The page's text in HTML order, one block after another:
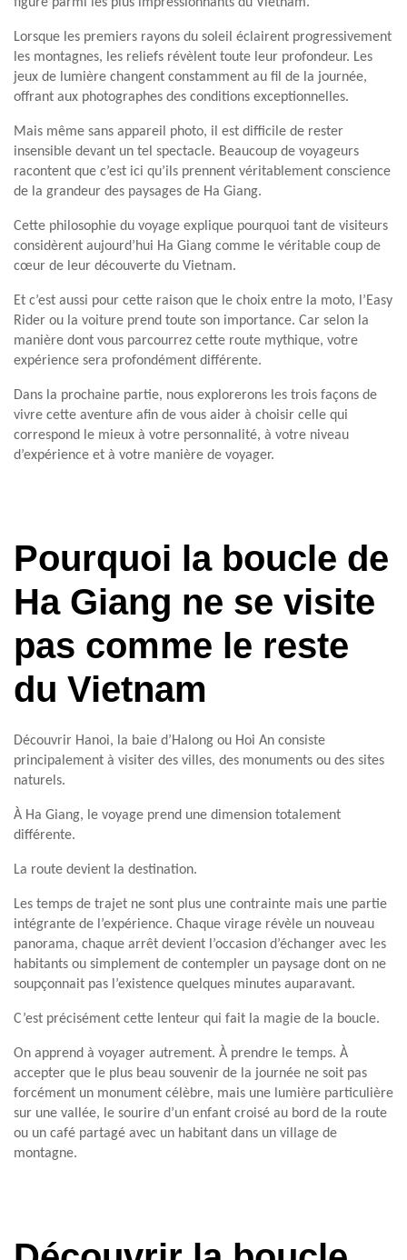
figure parmi les plus impressionnants du Vietnam.
Lorsque les premiers rayons du soleil éclairent progressivement
les montagnes, les reliefs révèlent toute leur profondeur. Les
jeux de lumière changent constamment au fil de la journée,
offrant aux photographes des conditions exceptionnelles.
Mais même sans appareil photo, il est difficile de rester
insensible devant un tel spectacle. Beaucoup de voyageurs
racontent que c’est ici qu’ils prennent véritablement conscience
de la grandeur des paysages de Ha Giang.
Cette philosophie du voyage explique pourquoi tant de visiteurs
considèrent aujourd’hui Ha Giang comme le véritable coup de
cœur de leur découverte du Vietnam.
Et c’est aussi pour cette raison que le choix entre la moto, l’Easy
Rider ou la voiture prend toute son importance. Car selon la
manière dont vous parcourrez cette route mythique, votre
expérience sera profondément différente.
Dans la prochaine partie, nous explorerons les trois façons de
vivre cette aventure afin de vous aider à choisir celle qui
correspond le mieux à votre personnalité, à votre niveau
d’expérience et à votre manière de voyager.
Pourquoi la boucle de
Ha Giang ne se visite
pas comme le reste
du Vietnam
Découvrir Hanoi, la baie d’Halong ou Hoi An consiste
principalement à visiter des villes, des monuments ou des sites
naturels.
À Ha Giang, le voyage prend une dimension totalement
différente.
La route devient la destination.
Les temps de trajet ne sont plus une contrainte mais une partie
intégrante de l’expérience. Chaque virage révèle un nouveau
panorama, chaque arrêt devient l’occasion d’échanger avec les
habitants ou simplement de contempler un paysage dont on ne
soupçonnait pas l’existence quelques minutes auparavant.
C’est précisément cette lenteur qui fait la magie de la boucle.
On apprend à voyager autrement. À prendre le temps. À
accepter que le plus beau souvenir de la journée ne soit pas
forcément un monument célèbre, mais une lumière particulière
sur une vallée, le sourire d’un enfant croisé au bord de la route
ou un café partagé avec un habitant dans un village de
montagne.